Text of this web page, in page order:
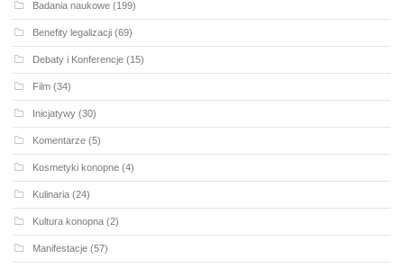
Badania naukowe (199)
Benefity legalizacji (69)
Debaty i Konferencje (15)
Film (34)
Inicjatywy (30)
Komentarze (5)
Kosmetyki konopne (4)
Kulinaria (24)
Kultura konopna (2)
Manifestacje (57)